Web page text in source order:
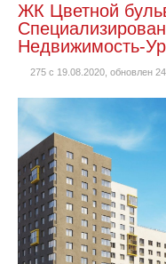
ЖК Цветной
Недвижимость-
275 с 19.08.2020, обновлен